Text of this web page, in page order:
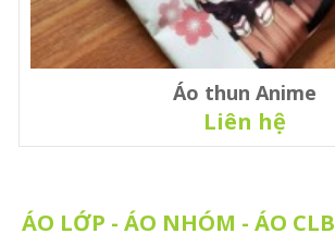
Áo thun Anime
Liên hệ
ÁO LỚP - ÁO NHÓM - ÁO CLB